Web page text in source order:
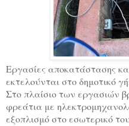
Εργασίες αποκατάστασης
εκτελούνται στο δημοτικό
Στο πλαίσιο των εργασιών
φρεάτια με
εξοπλισμό στο εσωτερικό